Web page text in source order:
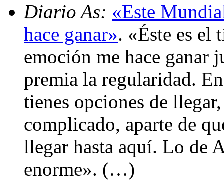
Diario As: «Este
hace ganar». «Éste es el
emoción me hace ganar
premia la regularidad.
tienes opciones de
complicado, aparte de
llegar hasta aquí. Lo de
enorme». (…)